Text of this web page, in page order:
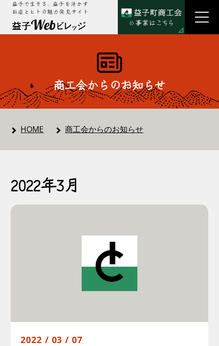
益子で生きる、益子を活かす
お店とヒトの魅力発見サイト
商工会からのお知らせ
HOME 商工会からのお知らせ
2022年3月
2022 / 03 / 07